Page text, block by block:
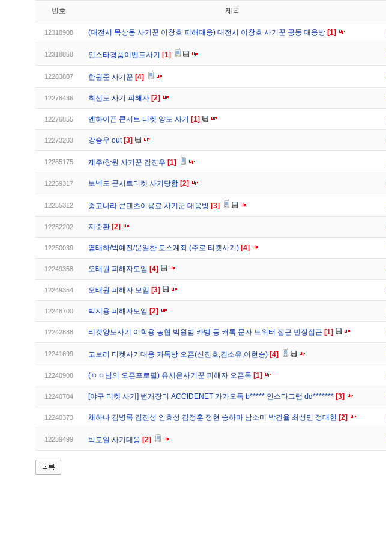
번호 제목
12318908 (대전시 목상동 사기꾼 이창호 피해대응) 대전시 이창호 사기꾼 공동 대응방 [1]
12318858 인스타경품이벤트사기 [1]
12283807 한원준 사기꾼 [4]
12278436 최선도 사기 피해자 [2]
12276855 엔하이픈 콘서트 티켓 양도 사기 [1]
12273203 강승우 out [3]
12265175 제주/창원 사기꾼 김진우 [1]
12259317 보넥도 콘서트티켓 사기당함 [2]
12255312 중고나라 콘텐츠이용료 사기꾼 대응방 [3]
12252202 지준환 [2]
12250039 염태하/박예진/문일찬 토스계좌 (주로 티켓사기) [4]
12249358 오태원 피해자모임 [4]
12249354 오태원 피해자 모임 [3]
12248700 박지용 피해자모임 [2]
12242888 티켓양도사기 이학용 농협 박원범 카뱅 등 커톡 문자 트위터 접근 번장접근 [1]
12241699 고보리 티켓사기대응 카톡방 오픈(신진호,김소유,이현승) [4]
12240908 (ㅇㅇ님의 오픈프로필) 유시온사기꾼 피해자 오픈톡 [1]
12240704 [야구 티켓 사기] 번개장터 ACCIDENET 카카오톡 b***** 인스타그램 dd******* [3]
12240373 채하나 김병록 김진성 안효성 김정훈 정현 송하마 남소미 박건율 최성민 정태헌 [2]
12239499 박토일 사기대응 [2]